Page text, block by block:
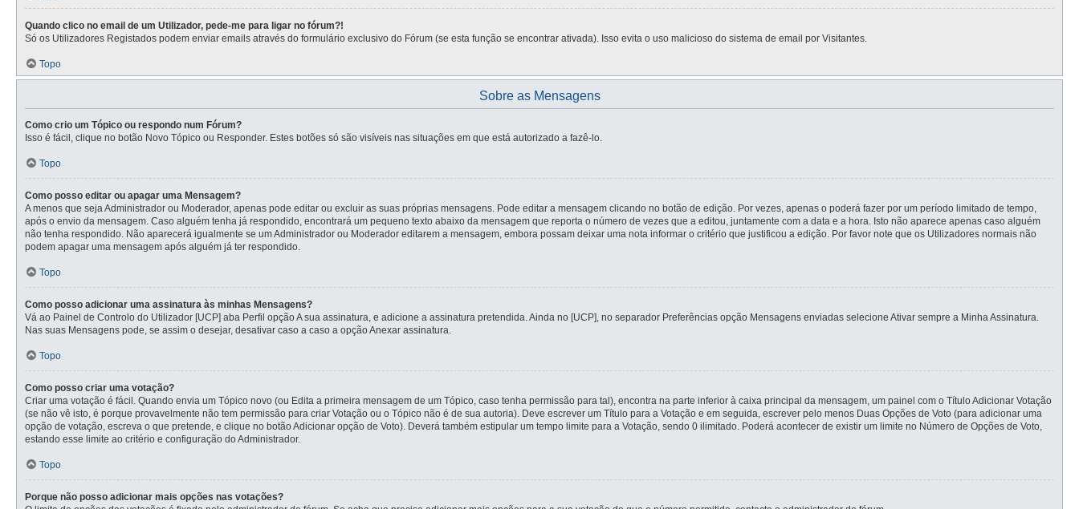
Quando clico no email de um Utilizador, pede-me para ligar no fórum?!
Só os Utilizadores Registados podem enviar emails através do formulário exclusivo do Fórum (se esta função se encontrar ativada). Isso evita o uso malicioso do sistema de email por Visitantes.
Topo
Sobre as Mensagens
Como crio um Tópico ou respondo num Fórum?
Isso é fácil, clique no botão Novo Tópico ou Responder. Estes botões só são visíveis nas situações em que está autorizado a fazê-lo.
Topo
Como posso editar ou apagar uma Mensagem?
A menos que seja Administrador ou Moderador, apenas pode editar ou excluir as suas próprias mensagens. Pode editar a mensagem clicando no botão de edição. Por vezes, apenas o poderá fazer por um período limitado de tempo,
após o envio da mensagem. Caso alguém tenha já respondido, encontrará um pequeno texto abaixo da mensagem que reporta o número de vezes que a editou, juntamente com a data e a hora. Isto não aparece apenas caso alguém
não tenha respondido. Não aparecerá igualmente se um Administrador ou Moderador editarem a mensagem, embora possam deixar uma nota informar o critério que justificou a edição. Por favor note que os Utilizadores normais não
podem apagar uma mensagem após alguém já ter respondido.
Topo
Como posso adicionar uma assinatura às minhas Mensagens?
Vá ao Painel de Controlo do Utilizador [UCP] aba Perfil opção A sua assinatura, e adicione a assinatura pretendida. Ainda no [UCP], no separador Preferências opção Mensagens enviadas selecione Ativar sempre a Minha Assinatura.
Nas suas Mensagens pode, se assim o desejar, desativar caso a caso a opção Anexar assinatura.
Topo
Como posso criar uma votação?
Criar uma votação é fácil. Quando envia um Tópico novo (ou Edita a primeira mensagem de um Tópico, caso tenha permissão para tal), encontra na parte inferior à caixa principal da mensagem, um painel com o Título Adicionar Votação
(se não vê isto, é porque provavelmente não tem permissão para criar Votação ou o Tópico não é de sua autoria). Deve escrever um Título para a Votação e em seguida, escrever pelo menos Duas Opções de Voto (para adicionar uma
opção de votação, escreva o que pretende, e clique no botão Adicionar opção de Voto). Deverá também estipular um tempo limite para a Votação, sendo 0 ilimitado. Poderá acontecer de existir um limite no Número de Opções de Voto,
estando esse limite ao critério e configuração do Administrador.
Topo
Porque não posso adicionar mais opções nas votações?